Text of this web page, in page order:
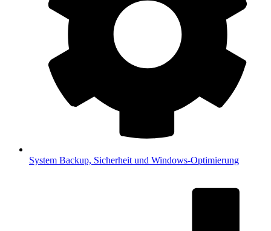
System Backup, Sicherheit und Windows-Optimierung